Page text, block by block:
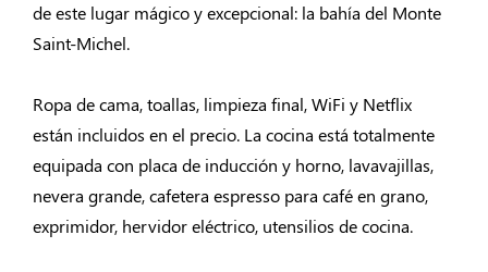
de este lugar mágico y excepcional: la bahía del Monte
Saint-Michel.
Ropa de cama, toallas, limpieza final, WiFi y Netflix
están incluidos en el precio. La cocina está totalmente
equipada con placa de inducción y horno, lavavajillas,
nevera grande, cafetera espresso para café en grano,
exprimidor, hervidor eléctrico, utensilios de cocina.